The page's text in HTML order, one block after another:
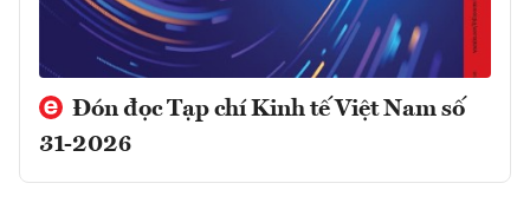
Đón đọc Tạp chí Kinh tế Việt Nam số
31-2026